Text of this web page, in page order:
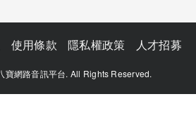
使用條款 隱私權政策 人才招募
網路音訊平台. All Rights Reserved.